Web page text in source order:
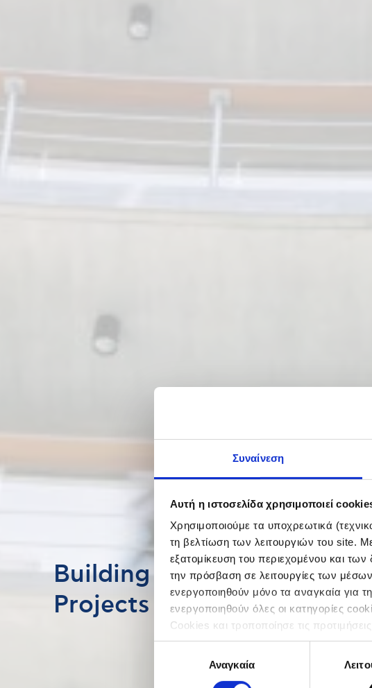
Συναίνεση
Αυτή η ιστοσελίδα χρησιμοποιεί
Χρησιμοποιούμε τα υποχρεωτικά
τη βελτίωση των λειτουργιών του site.
εξατομίκευση του περιεχομένου και
την πρόσβαση σε λειτουργίες των
ενεργοποιηθούν μόνο τα αναγκαία για
ενεργοποιηθούν όλες οι κατηγορίες
Cookies και τροποποίησε τις
συγκατάθεσηςΑναγκαία
Building & Real Estate
Projects